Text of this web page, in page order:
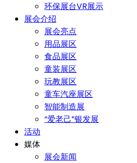
环保展台VR展示
展会介绍
展会亮点
用品展区
食品展区
童装展区
玩教展区
童车汽座展区
智能制造展
“爱老己”银发展
活动
媒体
展会新闻